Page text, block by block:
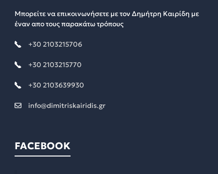
Μπορείτε να επικοινωνήσετε με τον Δημήτρη Καιρίδη με
έναν απο τους παρακάτω τρόπους
+30 2103215706
+30 2103215770
+30 2103639930
info@dimitriskairidis.gr
FACEBOOK